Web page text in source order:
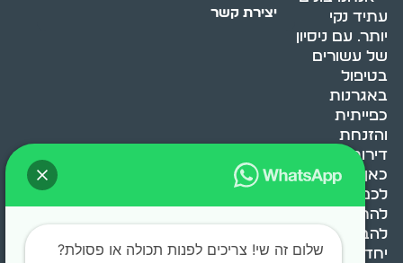
עתיד נקי
יותר. עם ניסיון
של עשורים
בטיפול
באגרנות
כפייתית
והזנחת
דירות, אנחנו
כאן כדי לעזור
לכם
להתמודד,
להבין ולשנות.
יחד, ניצור
יצירת קשר
שלום זה שי! צריכים לפנות תכולה או פסולת?